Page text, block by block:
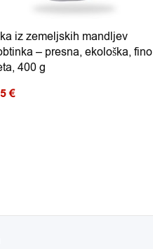
iz zemeljskih mandljev
– presna, ekološka, fino
400 g
€